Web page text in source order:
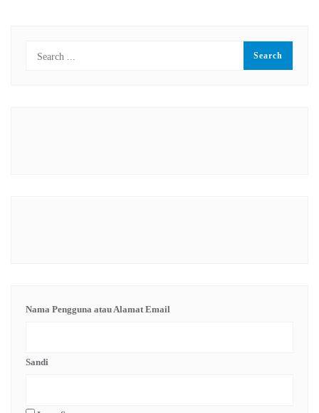
Nama Pengguna atau Alamat Email
Sandi